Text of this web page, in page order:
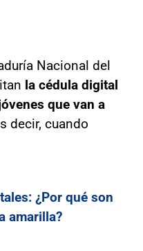
Nacional del
la cédula digital
que van a
decir, cuando
¿Por qué son
amarilla?